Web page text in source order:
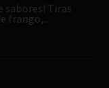
sabores! Tiras
frango,...